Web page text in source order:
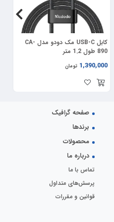
هر پورت خروجی
و آیپد
موس، انواع فلش، گیم پد و رم ریدر
روی
کابل USB-C مک دودو مدل CA-
890 طول 1.2 متر
1,390,000 تومان
صفحه گرافیک
برندها
محصولات
درباره ما
تماس با ما
پرسش‌های متداول
قوانین و مقررات